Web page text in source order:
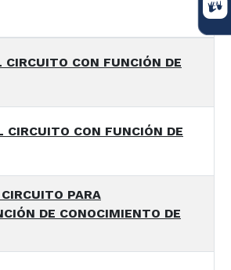
CON FUNCIÓN DE
CON FUNCIÓN DE
PARA
DE CONOCIMIENTO DE